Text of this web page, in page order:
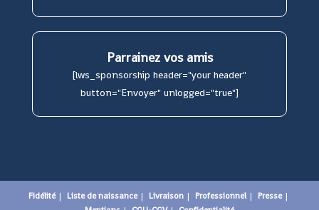
Parrainez vos amis
[lws_sponsorship header="your header"
button="Envoyer" unlogged="true"]
Fidélité Liste de naissance Livraison Professionnel
Presse